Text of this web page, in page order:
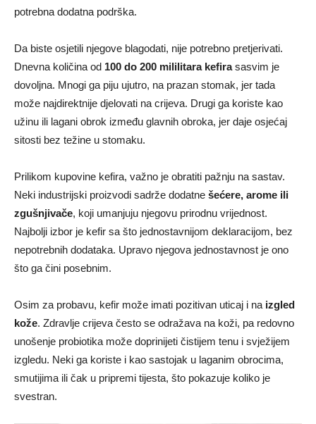
potrebna dodatna podrška.
Da biste osjetili njegove blagodati, nije potrebno pretjerivati.
Dnevna količina od 100 do 200 mililitara kefirasasvim je
dovoljna. Mnogi ga piju ujutro, na prazan stomak, jer tada
može najdirektnije djelovati na crijeva. Drugi ga koriste kao
užinu ili lagani obrok između glavnih obroka, jer daje osjećaj
sitosti bez težine u stomaku.
Prilikom kupovine kefira, važno je obratiti pažnju na sastav.
Neki industrijski proizvodi sadrže dodatne šećere, arome ili
zgušnjivače, koji umanjuju njegovu prirodnu vrijednost.
Najbolji izbor je kefir sa što jednostavnijom deklaracijom, bez
nepotrebnih dodataka. Upravo njegova jednostavnost je ono
što ga čini posebnim.
Osim za probavu, kefir može imati pozitivan uticaj i na izgled
kože. Zdravlje crijeva često se odražava na koži, pa redovno
unošenje probiotika može doprinijeti čistijem tenu i svježijem
izgledu. Neki ga koriste i kao sastojak u laganim obrocima,
smutijima ili čak u pripremi tijesta, što pokazuje koliko je
svestran.